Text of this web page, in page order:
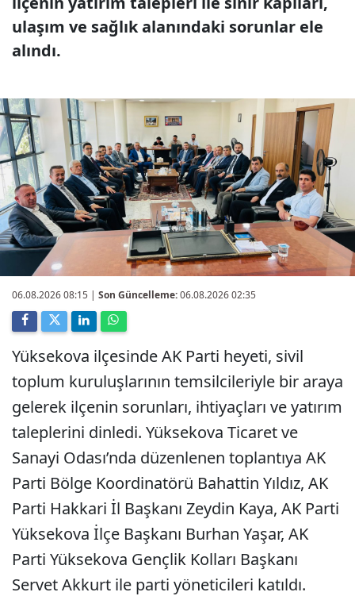
ulaşım ve sağlık alanındaki sorunlar ele
alındı.
06.08.2026 08:15 | Son Güncelleme:06.08.2026 02:35
Yüksekova ilçesinde AK Parti heyeti, sivil
toplum kuruluşlarının temsilcileriyle bir araya
gelerek ilçenin sorunları, ihtiyaçları ve yatırım
taleplerini dinledi. Yüksekova Ticaret ve
Sanayi Odası’nda düzenlenen toplantıya AK
Parti Bölge Koordinatörü Bahattin Yıldız, AK
Parti Hakkari İl Başkanı Zeydin Kaya, AK Parti
Yüksekova İlçe Başkanı Burhan Yaşar, AK
Parti Yüksekova Gençlik Kolları Başkanı
Servet Akkurt ile parti yöneticileri katıldı.